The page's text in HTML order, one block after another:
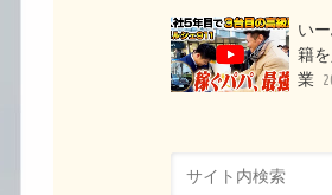
い
籍
業